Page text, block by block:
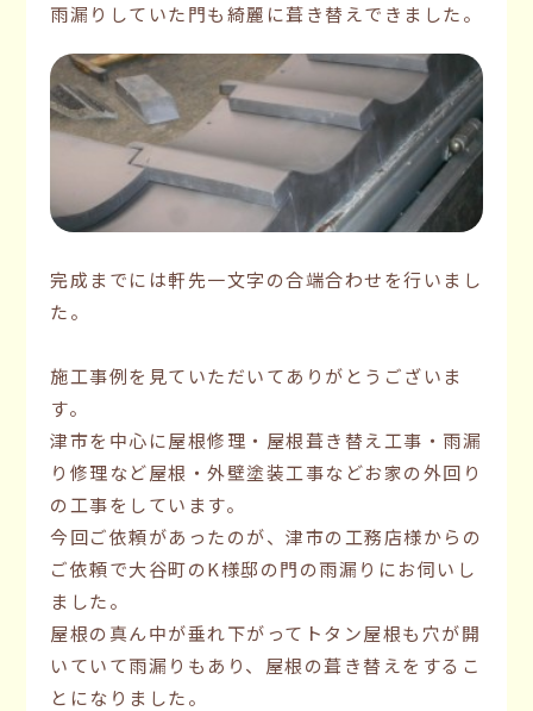
雨漏りしていた門も綺麗に葺き替えできました。
完成までには軒先一文字の合端合わせを行いまし
た。
施工事例を見ていただいてありがとうございま
す。
津市を中心に屋根修理・屋根葺き替え工事・雨漏
り修理など屋根・外壁塗装工事などお家の外回り
の工事をしています。
今回ご依頼があったのが、津市の工務店様からの
ご依頼で大谷町のK様邸の門の雨漏りにお伺いし
ました。
屋根の真ん中が垂れ下がってトタン屋根も穴が開
いていて雨漏りもあり、屋根の葺き替えをするこ
とになりました。